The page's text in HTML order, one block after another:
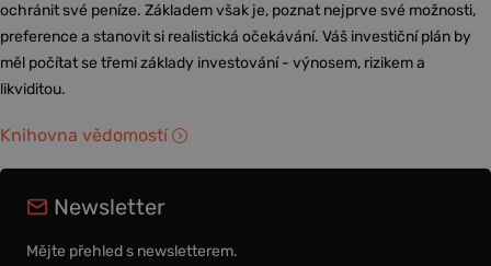
ochránit své peníze. Základem však je, poznat nejprve své možnosti,
preference a stanovit si realistická očekávání. Váš investiční plán by
měl počítat se třemi základy investování - výnosem, rizikem a
likviditou.
Knihovna vědomostí
Newsletter
Mějte přehled s newsletterem.